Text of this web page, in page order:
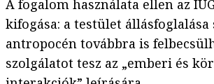
A fogalom használata ellen az
kifogása: a testület állásfoglalása
antropocén továbbra is
szolgálatot tesz az „emberi és